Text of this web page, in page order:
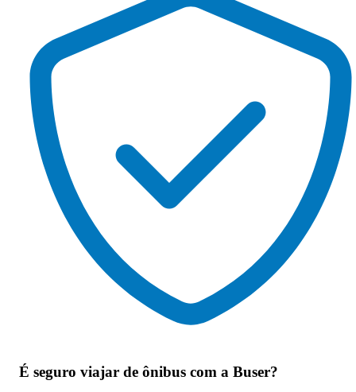
É seguro viajar de ônibus com a Buser?